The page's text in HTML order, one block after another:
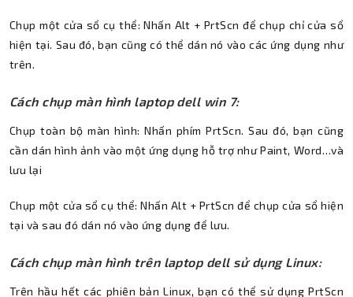
Chụp một cửa sổ cụ thể: Nhấn Alt + PrtScn để chụp chỉ cửa sổ
hiện tại. Sau đó, bạn cũng có thể dán nó vào các ứng dụng như
trên.
Cách chụp màn hình laptop dell win 7:
Chụp toàn bộ màn hình: Nhấn phím PrtScn. Sau đó, bạn cũng
cần dán hình ảnh vào một ứng dụng hỗ trợ như Paint, Word…và
lưu lại
Chụp một cửa sổ cụ thể: Nhấn Alt + PrtScn để chụp cửa sổ hiện
tại và sau đó dán nó vào ứng dụng để lưu.
Cách chụp màn hình trên laptop dell sử dụng Linux:
Trên hầu hết các phiên bản Linux, bạn có thể sử dụng PrtScn